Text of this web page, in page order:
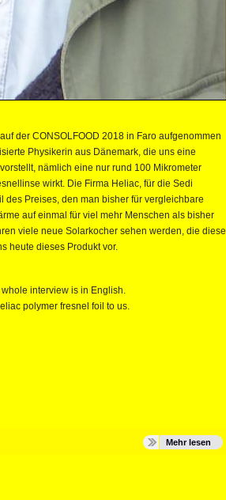
der CONSOLFOOD 2018 in Faro aufgenommen
Physikerin aus Dänemark, die uns eine
nämlich eine nur rund 100 Mikrometer
wirkt. Die Firma Heliac, für die Sedi
Preises, den man bisher für vergleichbare
auf einmal für viel mehr Menschen als bisher
viele neue Solarkocher sehen werden, die diese
heute dieses Produkt vor.
interview is in English.
polymer fresnel foil to us.
Mehr lesen